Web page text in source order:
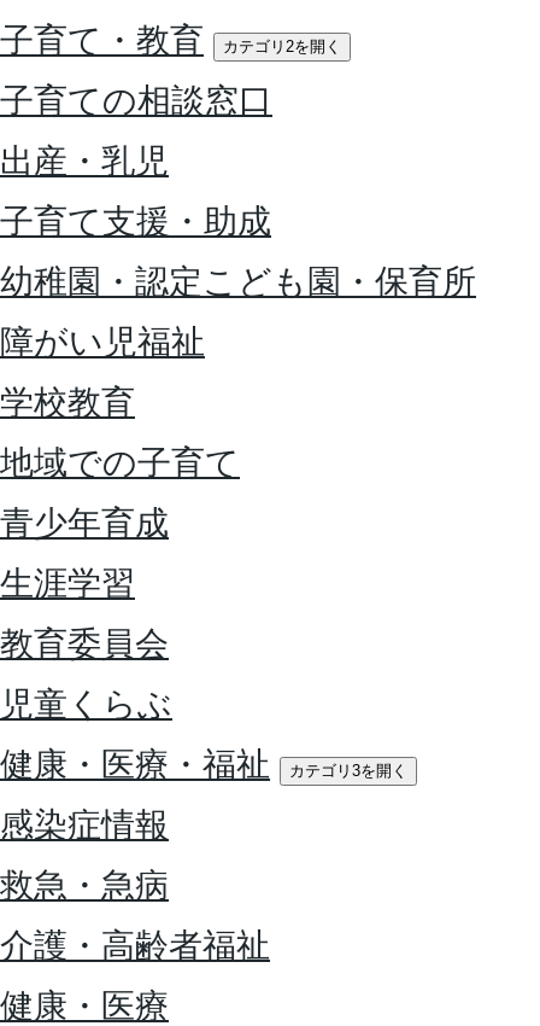
子育て・教育
カテゴリ2を開く
子育ての相談窓口
出産・乳児
子育て支援・助成
幼稚園・認定こども園・保育所
障がい児福祉
学校教育
地域での子育て
青少年育成
生涯学習
教育委員会
児童くらぶ
健康・医療・福祉
カテゴリ3を開く
感染症情報
救急・急病
介護・高齢者福祉
健康・医療